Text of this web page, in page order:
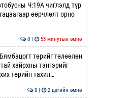
Ч:19А чиглэлд түр
өөрчлөлт орно
0 | 53 минутын өмнө
төрийг төлөөлөн
хайрхны тэнгэрийг
төрийн тахил…
0 | 2 цагийн өмнө